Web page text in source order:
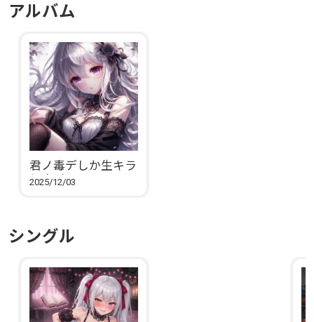
アルバム
君ノ毒デしか生キラ
レナイ
2025/12/03
シングル